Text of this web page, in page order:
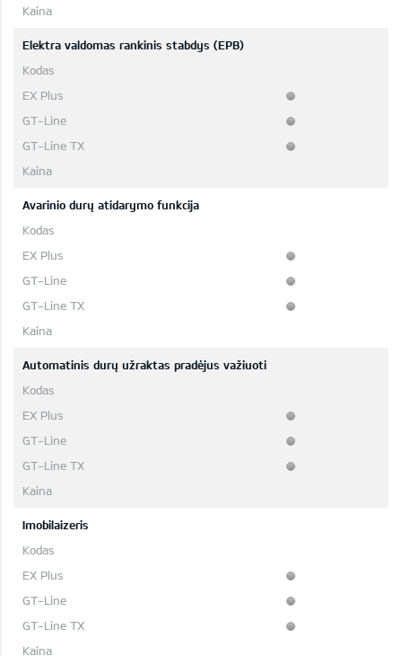
Elektra valdomas rankinis stabdys (EPB)
Avarinio durų atidarymo funkcija
Automatinis durų užraktas pradėjus važiuoti
Imobilaizeris